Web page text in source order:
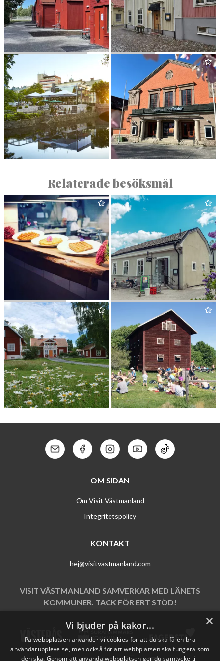
ROCK­LUN­DA VILLAGE
Relaterade besöksmål
WÅF­FEL­BAREN
SYS­TRAR­NA PÅ GAGGES­KA
GÅRDEN
Kontakt: MailKontakt: Facebook
Kontakt: Instagram
Kontakt: Youtube
Kontakt: Tik
OM SIDAN
Om Visit Västmanland
Integritetspolicy
KONTAKT
hej@visitvastmanland.com
VISIT VÄSTMANLAND SAMVERKAR MED LÄNETS
KOMMUNER. TACK FÖR ERT STÖD!
×
Vi bjuder på kakor...
På webbplatsen använder vi cookies för att du ska få en bra
användarupplevelse, men också för att webbplatsen ska fungera som
den ska. Genom att använda webbplatsen ger du samtycke till